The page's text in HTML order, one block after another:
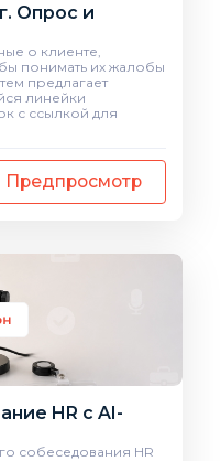
Опрос и
о клиенте,
понимать их жалобы
предлагает
линейки
с ссылкой для
Предпросмотр
HR с AI-
собеседования HR